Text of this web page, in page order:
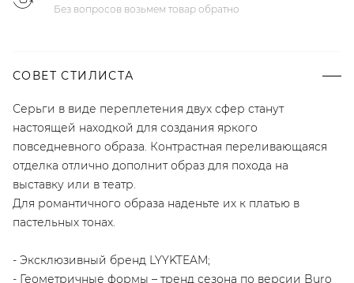
Без вопросов возьмем товар обратно
СОВЕТ СТИЛИСТА
Серьги в виде переплетения двух сфер станут
настоящей находкой для создания яркого
повседневного образа. Контрастная переливающаяся
отделка отлично дополнит образ для похода на
выставку или в театр.
Для романтичного образа наденьте их к платью в
пастельных тонах.
- Эксклюзивный бренд LYYKTEAM;
- Геометричные формы – тренд сезона по версии Buro